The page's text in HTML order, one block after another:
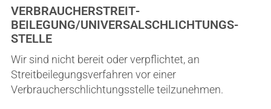
VERBRAUCHER­STREIT­
BEILEGUNG/UNIVERSAL­SCHLICHTUNGS­
STELLE
Wir sind nicht bereit oder verpflichtet, an
Streitbeilegungsverfahren vor einer
Verbraucherschlichtungsstelle teilzunehmen.